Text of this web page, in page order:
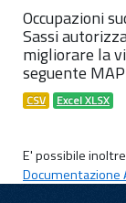
Occupazioni
Sassi
migliorare la
seguente
CSV Excel XLSX
E' possibile
Documentazione